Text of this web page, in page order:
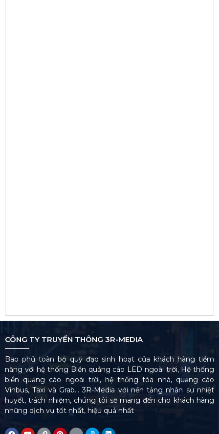
CÔNG TY TRUYỀN THÔNG 3R-MEDIA
Bao phủ toàn bộ quỹ đạo sinh hoạt của khách hàng tiềm
năng với hệ thống Biển quảng cáo LED ngoài trời, Hệ thống
biển quảng cáo ngoài trời, hệ thống tòa nhà, quảng cáo
Vinbus, Taxi và Grab… 3R-Media với nền tảng nhân sự nhiệt
huyết, trách nhiệm, chúng tôi sẽ mang đến cho khách hàng
những dịch vụ tốt nhất, hiệu quả nhất